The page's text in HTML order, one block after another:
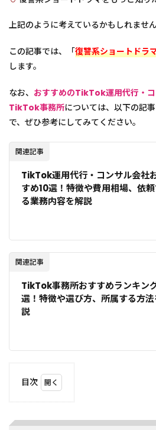
上記のように考えているかもしれません
この記事では、「復讐系ショートドラ
します。
なお、 おすすめのTikTok運用代行・
TikTok事務所については、以下の記
で、ぜひ参考にしてみてください。
関連記事
TikTok運用代行・コンサル会社
すめ10選！特徴や費用相場、依
る業務内容を解説
関連記事
TikTok事務所おすすめランキン
選！特徴や選び方、所属する方
説
目次
讐